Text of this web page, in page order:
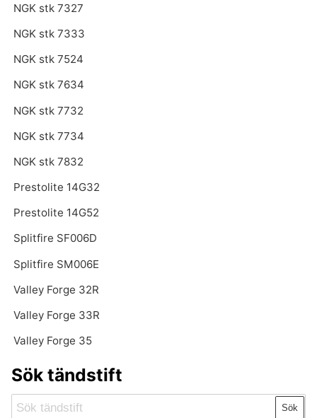
NGK stk 7327
NGK stk 7333
NGK stk 7524
NGK stk 7634
NGK stk 7732
NGK stk 7734
NGK stk 7832
Prestolite 14G32
Prestolite 14G52
Splitfire SF006D
Splitfire SM006E
Valley Forge 32R
Valley Forge 33R
Valley Forge 35
Sök tändstift
Sök